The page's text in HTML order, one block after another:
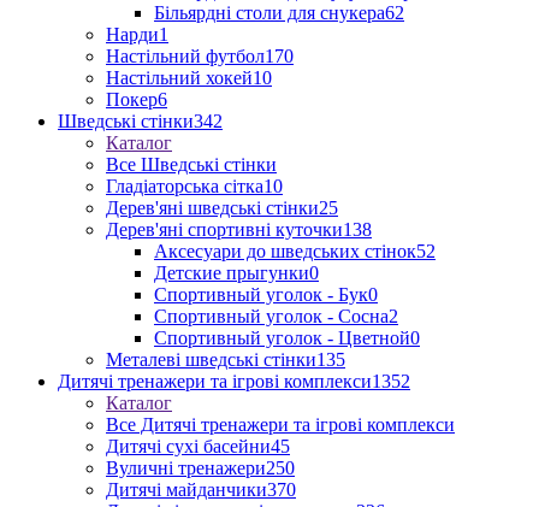
Більярдні столи для снукера62
Нарди1
Настільний футбол170
Настільний хокей10
Покер6
Шведські стінки342
Каталог
Все Шведські стінки
Гладіаторська сітка10
Дерев'яні шведські стінки25
Дерев'яні спортивні куточки138
Аксесуари до шведських стінок52
Детские прыгунки0
Спортивный уголок - Бук0
Спортивный уголок - Сосна2
Спортивный уголок - Цветной0
Металеві шведські стінки135
Дитячі тренажери та ігрові комплекси1352
Каталог
Все Дитячі тренажери та ігрові комплекси
Дитячі сухі басейни45
Вуличні тренажери250
Дитячі майданчики370